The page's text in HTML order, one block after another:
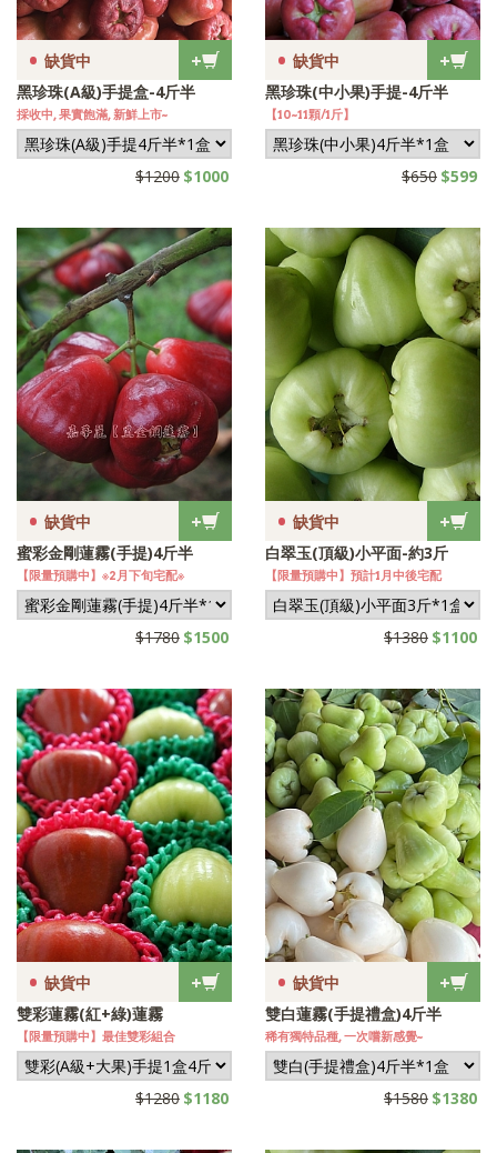
+
• 缺貨中
黑珍珠(A級)手提盒-4斤半
採收中, 果實飽滿, 新鮮上市~
$1200 $1000
+
• 缺貨中
黑珍珠(中小果)手提-4斤半
【10~11顆/1斤】
$650 $599
+
• 缺貨中
蜜彩金剛蓮霧(手提)4斤半
【限量預購中】※2月下旬宅配※
$1780 $1500
+
• 缺貨中
白翠玉(頂級)小平面-約3斤
【限量預購中】預計1月中後宅配
$1380 $1100
+
• 缺貨中
雙彩蓮霧(紅+綠)蓮霧
【限量預購中】最佳雙彩組合
$1280 $1180
+
• 缺貨中
雙白蓮霧(手提禮盒)4斤半
稀有獨特品種, 一次嚐新感覺~
$1580 $1380